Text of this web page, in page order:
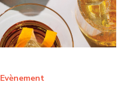
Evènement